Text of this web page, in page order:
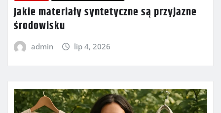
Jakie materiały syntetyczne są przyjazne
środowisku
admin lip 4, 2026